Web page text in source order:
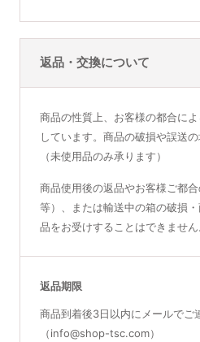
返品・交換について
商品の性質上、お客様の都合に
しています。商品の破損や誤送の
（未使用品のみ承ります）
商品使用後の返品やお客様ご都
等）、または輸送中の箱の破損
品をお受けすることはできません
返品期限
商品到着後3日以内にメールでご
（info@shop-tsc.com）